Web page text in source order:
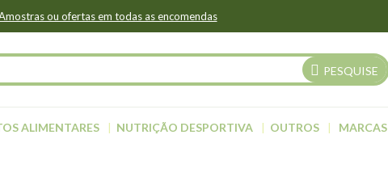
ou ofertas em todas as encomendas
PESQUISE
ALIMENTARES NUTRIÇÃO DESPORTIVA OUTROS MARCAS